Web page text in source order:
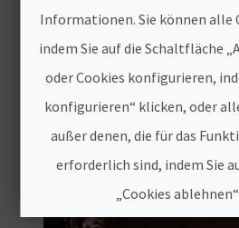
Informationen. Sie können alle
indem Sie auf die Schaltfläche
oder Cookies konfigurieren,
konfigurieren“ klicken, oder
außer denen, die für das
erforderlich sind, indem Sie
„Cookies